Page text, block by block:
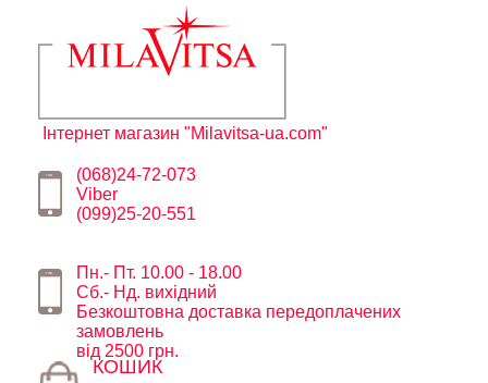
Інтернет магазин "Milavitsa-ua.com"
(068)24-72-073
Viber
(099)25-20-551
Пн.- Пт. 10.00 - 18.00
Сб.- Нд. вихідний
Безкоштовна доставка передоплачених
замовлень
від 2500 грн.
КОШИК